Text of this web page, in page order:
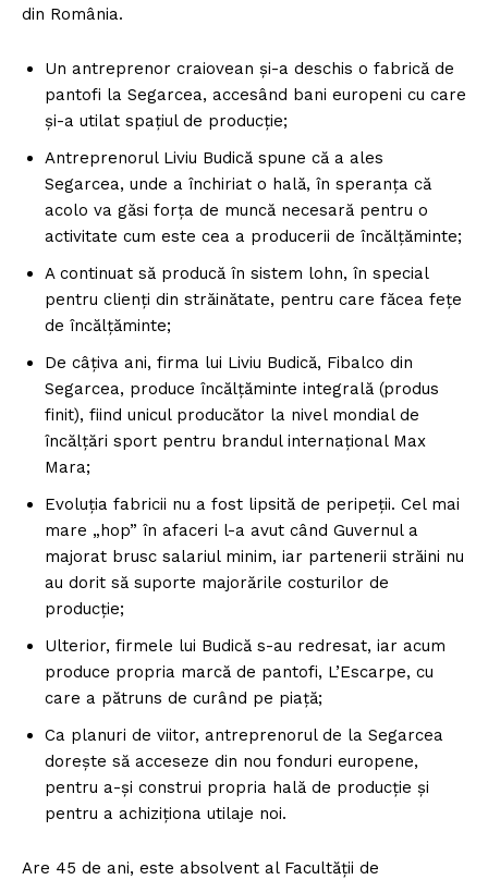
din România.
Un antreprenor craiovean şi-a deschis o fabrică de
pantofi la Segarcea, accesând bani europeni cu care
şi-a utilat spaţiul de producţie;
Antreprenorul Liviu Budică spune că a ales
Segarcea, unde a închiriat o hală, în speranţa că
acolo va găsi forţa de muncă necesară pentru o
activitate cum este cea a producerii de încălţăminte;
A continuat să producă în sistem lohn, în special
pentru clienţi din străinătate, pentru care făcea feţe
de încălţăminte;
De câţiva ani, firma lui Liviu Budică, Fibalco din
Segarcea, produce încălţăminte integrală (produs
finit), fiind unicul producător la nivel mondial de
încălţări sport pentru brandul internaţional Max
Mara;
Evoluţia fabricii nu a fost lipsită de peripeţii. Cel mai
mare „hop” în afaceri l-a avut când Guvernul a
majorat brusc salariul minim, iar partenerii străini nu
au dorit să suporte majorările costurilor de
producţie;
Ulterior, firmele lui Budică s-au redresat, iar acum
produce propria marcă de pantofi, L’Escarpe, cu
care a pătruns de curând pe piaţă;
Ca planuri de viitor, antreprenorul de la Segarcea
doreşte să acceseze din nou fonduri europene,
pentru a-şi construi propria hală de producţie şi
pentru a achiziţiona utilaje noi.
Are 45 de ani, este absolvent al Facultăţii de